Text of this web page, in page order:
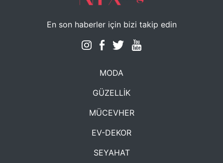
En son haberler için bizi takip edin
MODA
GÜZELLİK
MÜCEVHER
EV-DEKOR
SEYAHAT